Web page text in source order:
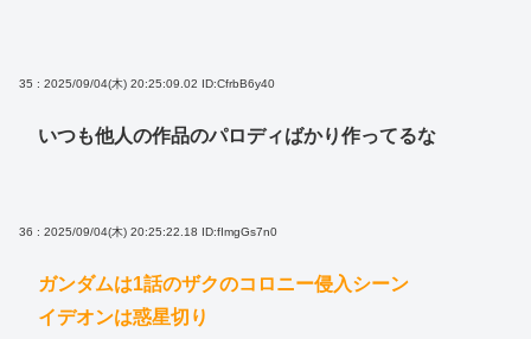
35 : 2025/09/04(木) 20:25:09.02 ID:CfrbB6y40
いつも他人の作品のパロディばかり作ってるな
36 : 2025/09/04(木) 20:25:22.18 ID:fImgGs7n0
ガンダムは1話のザクのコロニー侵入シーン
イデオンは惑星切り